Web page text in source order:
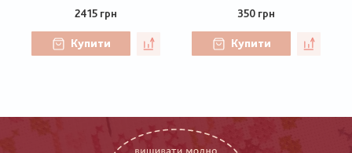
2415 грн
Купити
350 грн
Купити